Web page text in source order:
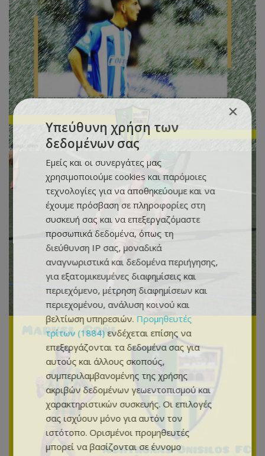
×
Υπεύθυνη χρήση των
δεδομένων σας
Εμείς και οι συνεργάτες μας
χρησιμοποιούμε cookies και παρόμοιες
τεχνολογίες για να αποθηκεύουμε και να
έχουμε πρόσβαση σε πληροφορίες στη
συσκευή σας και να επεξεργαζόμαστε
προσωπικά δεδομένα, όπως τη
διεύθυνση IP σας, μοναδικά
αναγνωριστικά και δεδομένα περιήγησης,
για εξατομικευμένες διαφημίσεις και
περιεχόμενο, μέτρηση διαφημίσεων και
περιεχομένου, ανάλυση κοινού και
βελτίωση υπηρεσιών. Προμηθευτές
τρίτων (1884)ενδέχεται επίσης να
επεξεργάζονται τα δεδομένα σας για
αυτούς και άλλους σκοπούς,
συμπεριλαμβανομένης της χρήσης
ακριβών δεδομένων γεωεντοπισμού και
χαρακτηριστικών συσκευής. Οι επιλογές
σας ισχύουν μόνο για αυτόν τον
ιστότοπο. Ορισμένοι προμηθευτές
μπορεί να βασίζονται σε έννομο